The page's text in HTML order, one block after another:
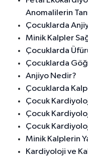
Anomalilerin
Çocuklarda
Minik Kalpler
Çocuklarda
Çocuklarda
Anjiyo Nedir?
Çocuklarda Kalp
Çocuk
Çocuk
Çocuk
Minik Kalplerin
Kardiyoloji ve